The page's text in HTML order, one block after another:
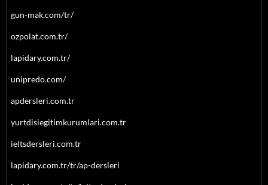
gun-mak.com/tr/
ozpolat.com.tr/
lapidary.com.tr/
unipredo.com/
apdersleri.com.tr
yurtdisiegitimkurumlari.com.tr
ieltsdersleri.com.tr
lapidary.com.tr/tr/ap-dersleri